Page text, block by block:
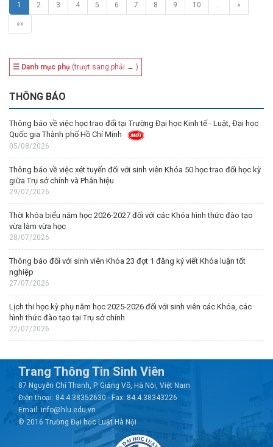
1 2 3 4 5 6 7 8 9 10 … »
»»
☰ Danh mục phụ (trượt sang phải → )
THÔNG BÁO
Thông báo về việc học trao đổi tại Trường Đại học Kinh tế - Luật, Đại học
Quốc gia Thành phố Hồ Chí Minh
05/08/2026
Thông báo về việc xét tuyển đối với sinh viên Khóa 50 học trao đổi học kỳ
giữa Trụ sở chính và Phân hiệu
29/07/2026
Thời khóa biểu năm học 2026-2027 đối với các Khóa hình thức đào tạo
vừa làm vừa học
28/07/2026
Thông báo đối với sinh viên Khóa 23 đợt 1 đăng ký viết Khóa luận tốt
nghiệp
27/07/2026
Lịch thi học kỳ phụ năm học 2025-2026 đối với sinh viên các Khóa, các
hình thức đào tạo tại Trụ sở chính
22/07/2026
Trang Thông Tin Sinh Viên
87 Nguyễn Chí Thanh, P. Giảng Võ, Hà Nội, Việt Nam
Điện thoại: 84.4.38352630 - Fax: 84.4.38343226
Email: info@hlu.edu.vn
© 2016 Trường Đại học Luật Hà Nội